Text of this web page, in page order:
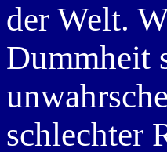
der Welt.
Dummheit
schlechter